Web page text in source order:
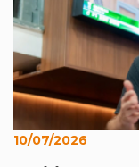
10/07/2026